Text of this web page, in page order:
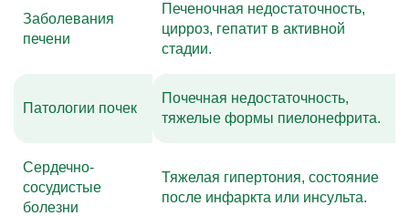
Заболевания
печени
Печеночная недостаточность,
цирроз, гепатит в активной
стадии.
Патологии почек
Почечная недостаточность,
тяжелые формы пиелонефрита.
Сердечно-
сосудистые
болезни
Тяжелая гипертония, состояние
после инфаркта или инсульта.